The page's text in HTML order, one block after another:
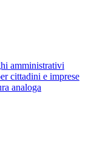
amministrativi
cittadini e imprese
analoga